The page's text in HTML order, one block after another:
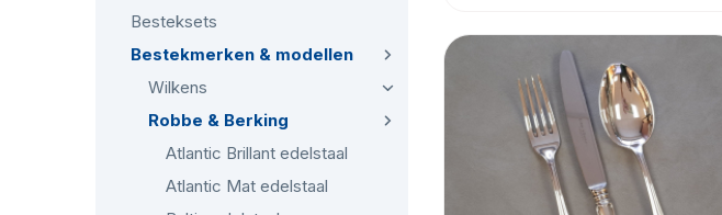
Besteksets
Bestekmerken & modellen
Wilkens
Robbe & Berking
Atlantic Brillant edelstaal
Atlantic Mat edelstaal